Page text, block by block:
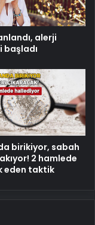
alerji
başladı
birikiyor, sabah
2 hamlede
eden taktik